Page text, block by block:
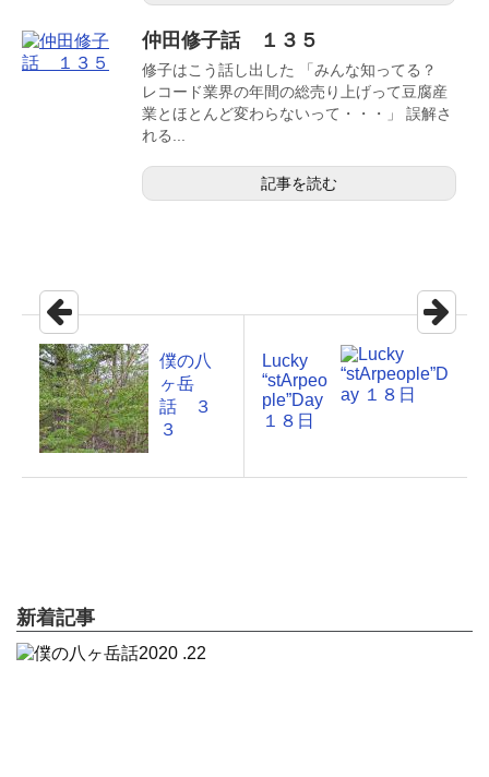
仲田修子話 １３５
修子はこう話し出した 「みんな知ってる？
レコード業界の年間の総売り上げって豆腐産
業とほとんど変わらないって・・・」 誤解さ
れる...
記事を読む
僕の八
ヶ岳
話 ３
３
Lucky
“stArpeo
ple”Day
１８日
新着記事